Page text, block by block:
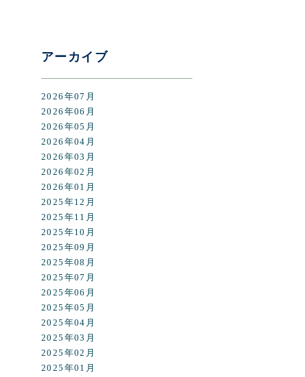
アーカイブ
2026年07月
2026年06月
2026年05月
2026年04月
2026年03月
2026年02月
2026年01月
2025年12月
2025年11月
2025年10月
2025年09月
2025年08月
2025年07月
2025年06月
2025年05月
2025年04月
2025年03月
2025年02月
2025年01月